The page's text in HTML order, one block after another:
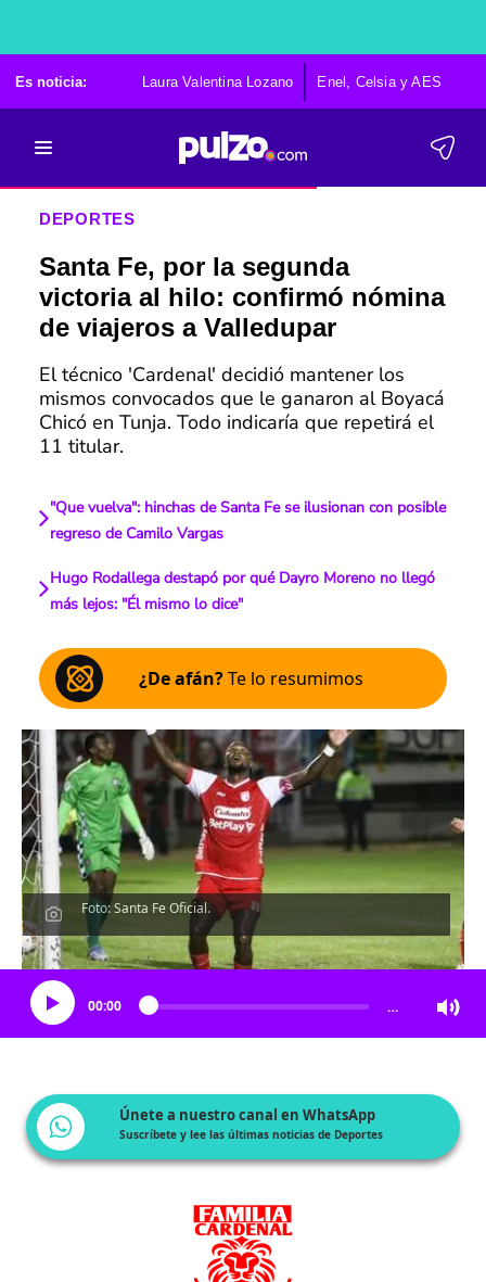
Es noticia: Laura Valentina Lozano Enel, Celsia y AES
DEPORTES
Santa Fe, por la segunda
victoria al hilo: confirmó nómina
de viajeros a Valledupar
El técnico 'Cardenal' decidió mantener los
mismos convocados que le ganaron al Boyacá
Chicó en Tunja. Todo indicaría que repetirá el
11 titular.
"Que vuelva": hinchas de Santa Fe se ilusionan con posible
regreso de Camilo Vargas
Hugo Rodallega destapó por qué Dayro Moreno no llegó
más lejos: "Él mismo lo dice"
¿De afán?Te lo resumimos
Foto: Santa Fe Oficial.
Escucha el artículo
00:00 …
Únete a nuestro canal en WhatsApp
Suscríbete y lee las últimas noticias de Deportes